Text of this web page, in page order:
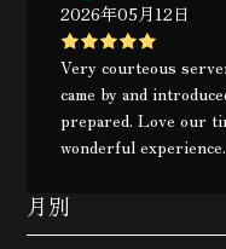
2026年05月12日
Very courteous
came by and
prepared. Love our
wonderful experience.
月別